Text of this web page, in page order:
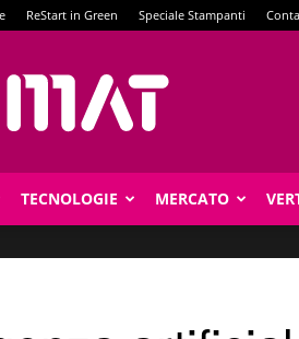
ReStart in Green Speciale Stampanti
TECNOLOGIE MERCATO